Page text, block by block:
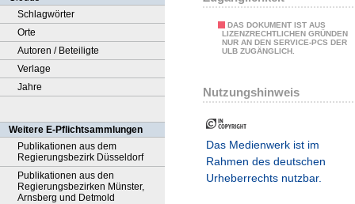
Schlagwörter
Orte
Autoren / Beteiligte
Verlage
Jahre
Weitere E-Pflichtsammlungen
Publikationen aus dem
Regierungsbezirk Düsseldorf
Publikationen aus den
Regierungsbezirken Münster,
Arnsberg und Detmold
DAS DOKUMENT IST AUS
LIZENZRECHTLICHEN GRÜNDEN
NUR AN DEN SERVICE-PCS DER
ULB ZUGÄNGLICH.
Nutzungshinweis
Das Medienwerk ist im
Rahmen des deutschen
Urheberrechts nutzbar.